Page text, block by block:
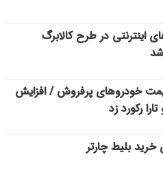
اینترنتی در طرح کالابرگ
خودروهای پرفروش / افزایش
رکورد زد
بلیط چارتر